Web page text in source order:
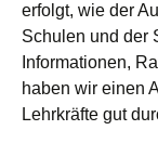
erfolgt, wie der
Schulen und der
Informationen,
haben wir einen
Lehrkräfte gut